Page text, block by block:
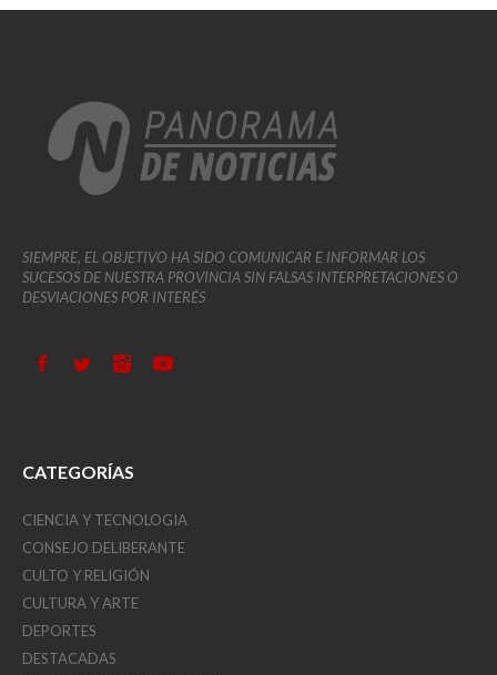
SIEMPRE, EL OBJETIVO HA SIDO COMUNICAR E INFORMAR LOS
SUCESOS DE NUESTRA PROVINCIA SIN FALSAS INTERPRETACIONES O
DESVIACIONES POR INTERÉS
CATEGORÍAS
CIENCIA Y TECNOLOGIA
CONSEJO DELIBERANTE
CULTO Y RELIGIÓN
CULTURA Y ARTE
DEPORTES
DESTACADAS